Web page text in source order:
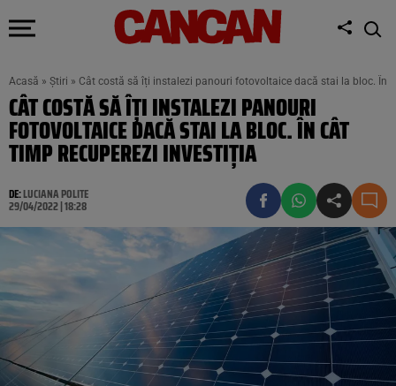
Acasă » Știri » Cât costă să îți instalezi panouri fotovoltaice dacă stai la bloc. În
CÂT COSTĂ SĂ ÎȚI INSTALEZI PANOURI
FOTOVOLTAICE DACĂ STAI LA BLOC. ÎN CÂT
TIMP RECUPEREZI INVESTIȚIA
DE:LUCIANA POLITE
29/04/2022 | 18:28